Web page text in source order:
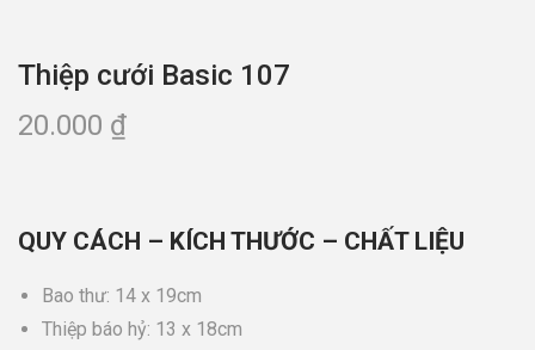
Thiệp cưới Basic 107
20.000 ₫
QUY CÁCH – KÍCH THƯỚC – CHẤT LIỆU
Bao thư: 14 x 19cm
Thiệp báo hỷ: 13 x 18cm